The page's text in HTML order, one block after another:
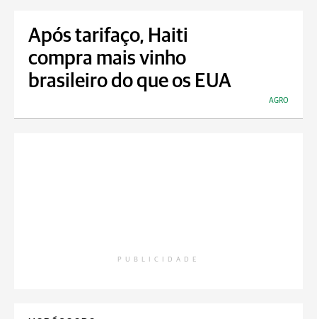
Após tarifaço, Haiti
compra mais vinho
brasileiro do que os EUA
AGRO
PUBLICIDADE